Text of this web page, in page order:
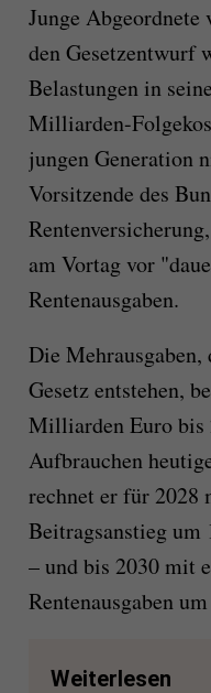
Junge
den Gesetzentwurf
Belastungen in
Milliarden-
jungen Generation
Vorsitzende des
am Vortag vor
Rentenausgaben.
Die
Gesetz entstehen,
Milliarden Euro bis
Aufbrauchen
rechnet er für 2028
Beitragsanstieg um
– und bis 2030 mit
Rentenausgaben
Weiterlesen